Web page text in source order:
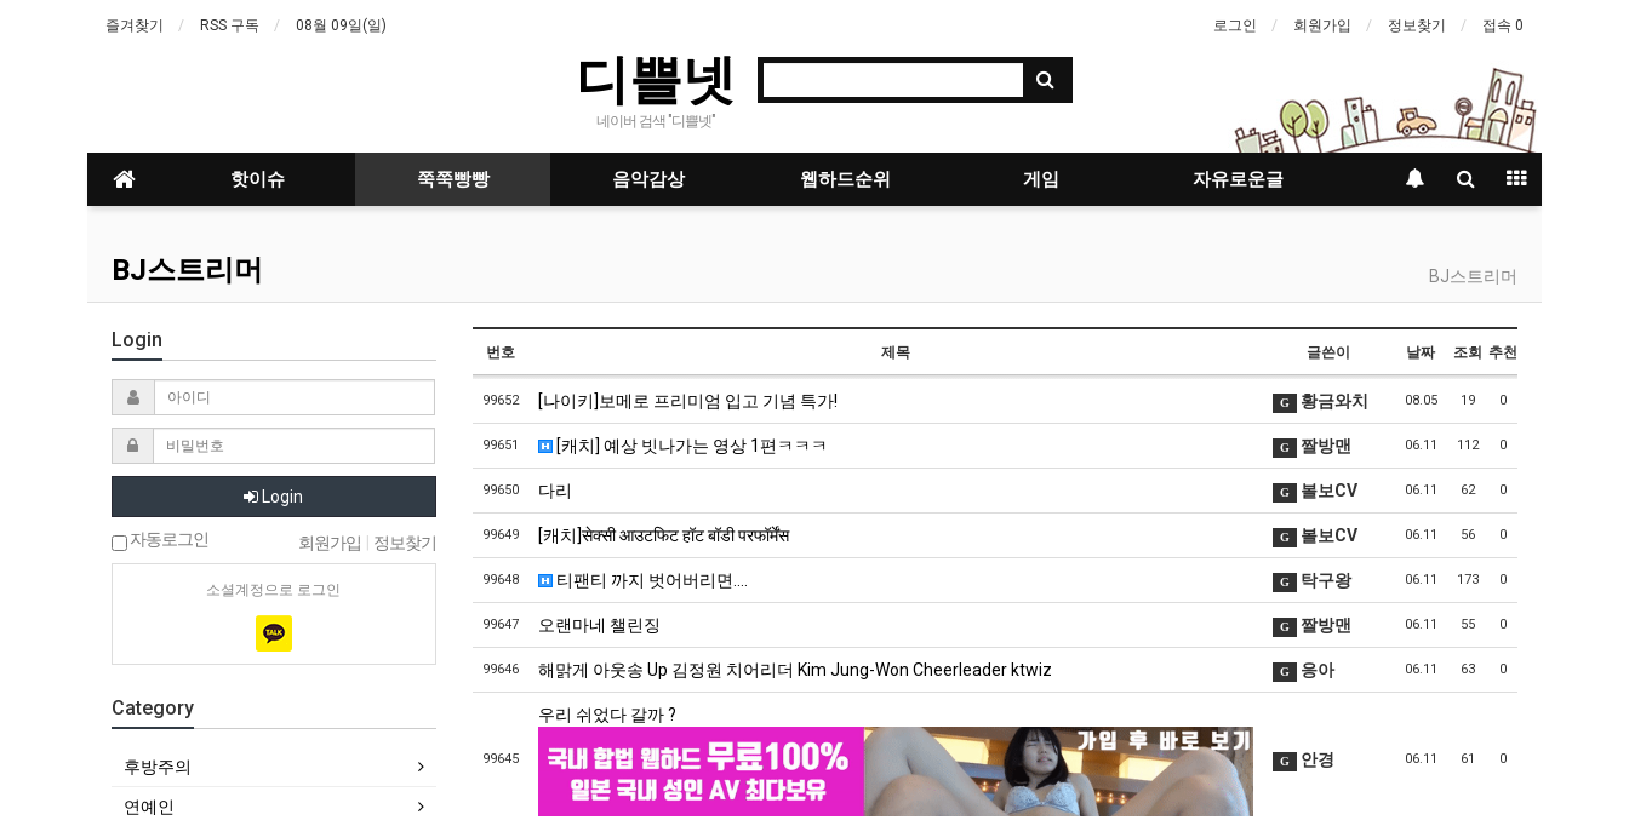
즐겨찾기 RSS 구독 08월 09일(일) 로그인 회원가입 정보찾기 접속 0
디쁠넷
네이버 검색 "디쁠넷"
핫이슈 쭉쭉빵빵 음악감상 웹하드순위 게임 자유로운글
BJ스트리머 BJ스트리머
번호 제목 글쓴이 날짜 조회 추천
99652 [나이키]보메로 프리미엄 입고 기념 특가! G 황금와치 08.05 19 0
99651 [캐치] 예상 빗나가는 영상 1편ㅋㅋㅋ G 짤방맨 06.11 112 0
99650 다리 G 볼보CV 06.11 62 0
99649 [캐치]सेक्सी आउटफिट हॉट बॉडी परफॉर्मेंस G 볼보CV 06.11 56 0
99648 티팬티 까지 벗어버리면.... G 탁구왕 06.11 173 0
99647 오랜마네 챌린징 G 짤방맨 06.11 55 0
99646 해맑게 아웃송 Up 김정원 치어리더 Kim Jung-Won Cheerleader ktwiz G 응아 06.11 63 0
99645
우리 쉬었다 갈까 ?
G 안경 06.11 61 0
Login
Login
자동로그인 회원가입 정보찾기
소셜계정으로 로그인
Category
후방주의
연예인